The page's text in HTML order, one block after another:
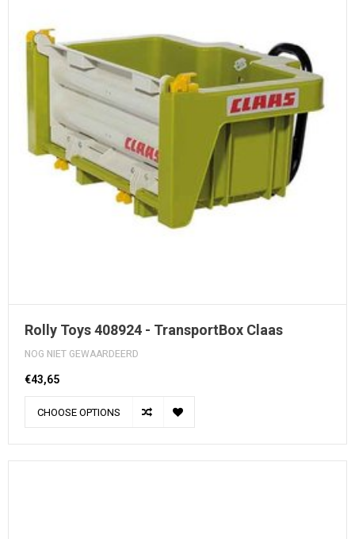
Rolly Toys 408924 - TransportBox Claas
NOG NIET GEWAARDEERD
€43,65
CHOOSE OPTIONS